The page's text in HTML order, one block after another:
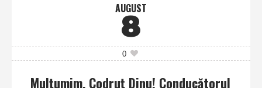
AUGUST
8
0
Mulţumim, Codruţ Dinu! Conducătorul